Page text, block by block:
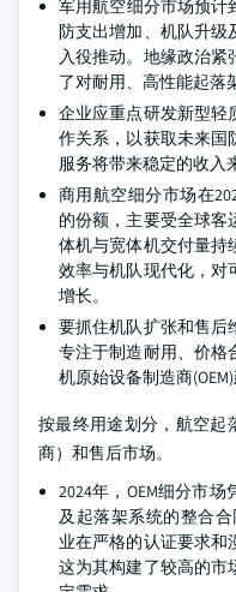
军用航空细分市场预计
防支出增加、机队升级
入役推动。地缘政治
了对耐用、高性能起落
企业应重点研发新型轻
作关系，以获取未来国
服务将带来稳定的收入
商用航空细分市场在
的份额，主要受全球客
体机与宽体机交付量持
效率与机队现代化，对
增长。
要抓住机队扩张和售后
专注于制造耐用、价格
机原始设备制造商
按最终用途划分，航空起
商）和售后市场。
2024年，OEM细分市
及起落架系统的整合合
业在严格的认证要求和
这为其构建了较高的市